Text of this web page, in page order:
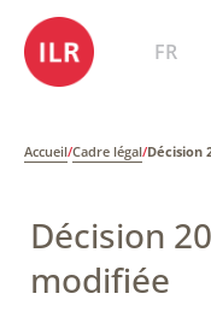
FR
Accueil/Cadre légal/Décision
Décision
modifiée